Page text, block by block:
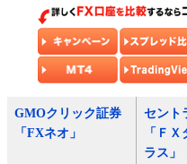
GMOクリック証券
「FXネオ」
セント
「Ｆ
ラス」